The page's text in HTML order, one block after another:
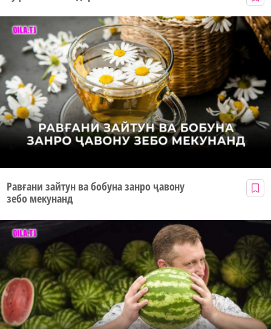
Равғани зайтун ва бобуна занро ҷавону
зебо мекунанд